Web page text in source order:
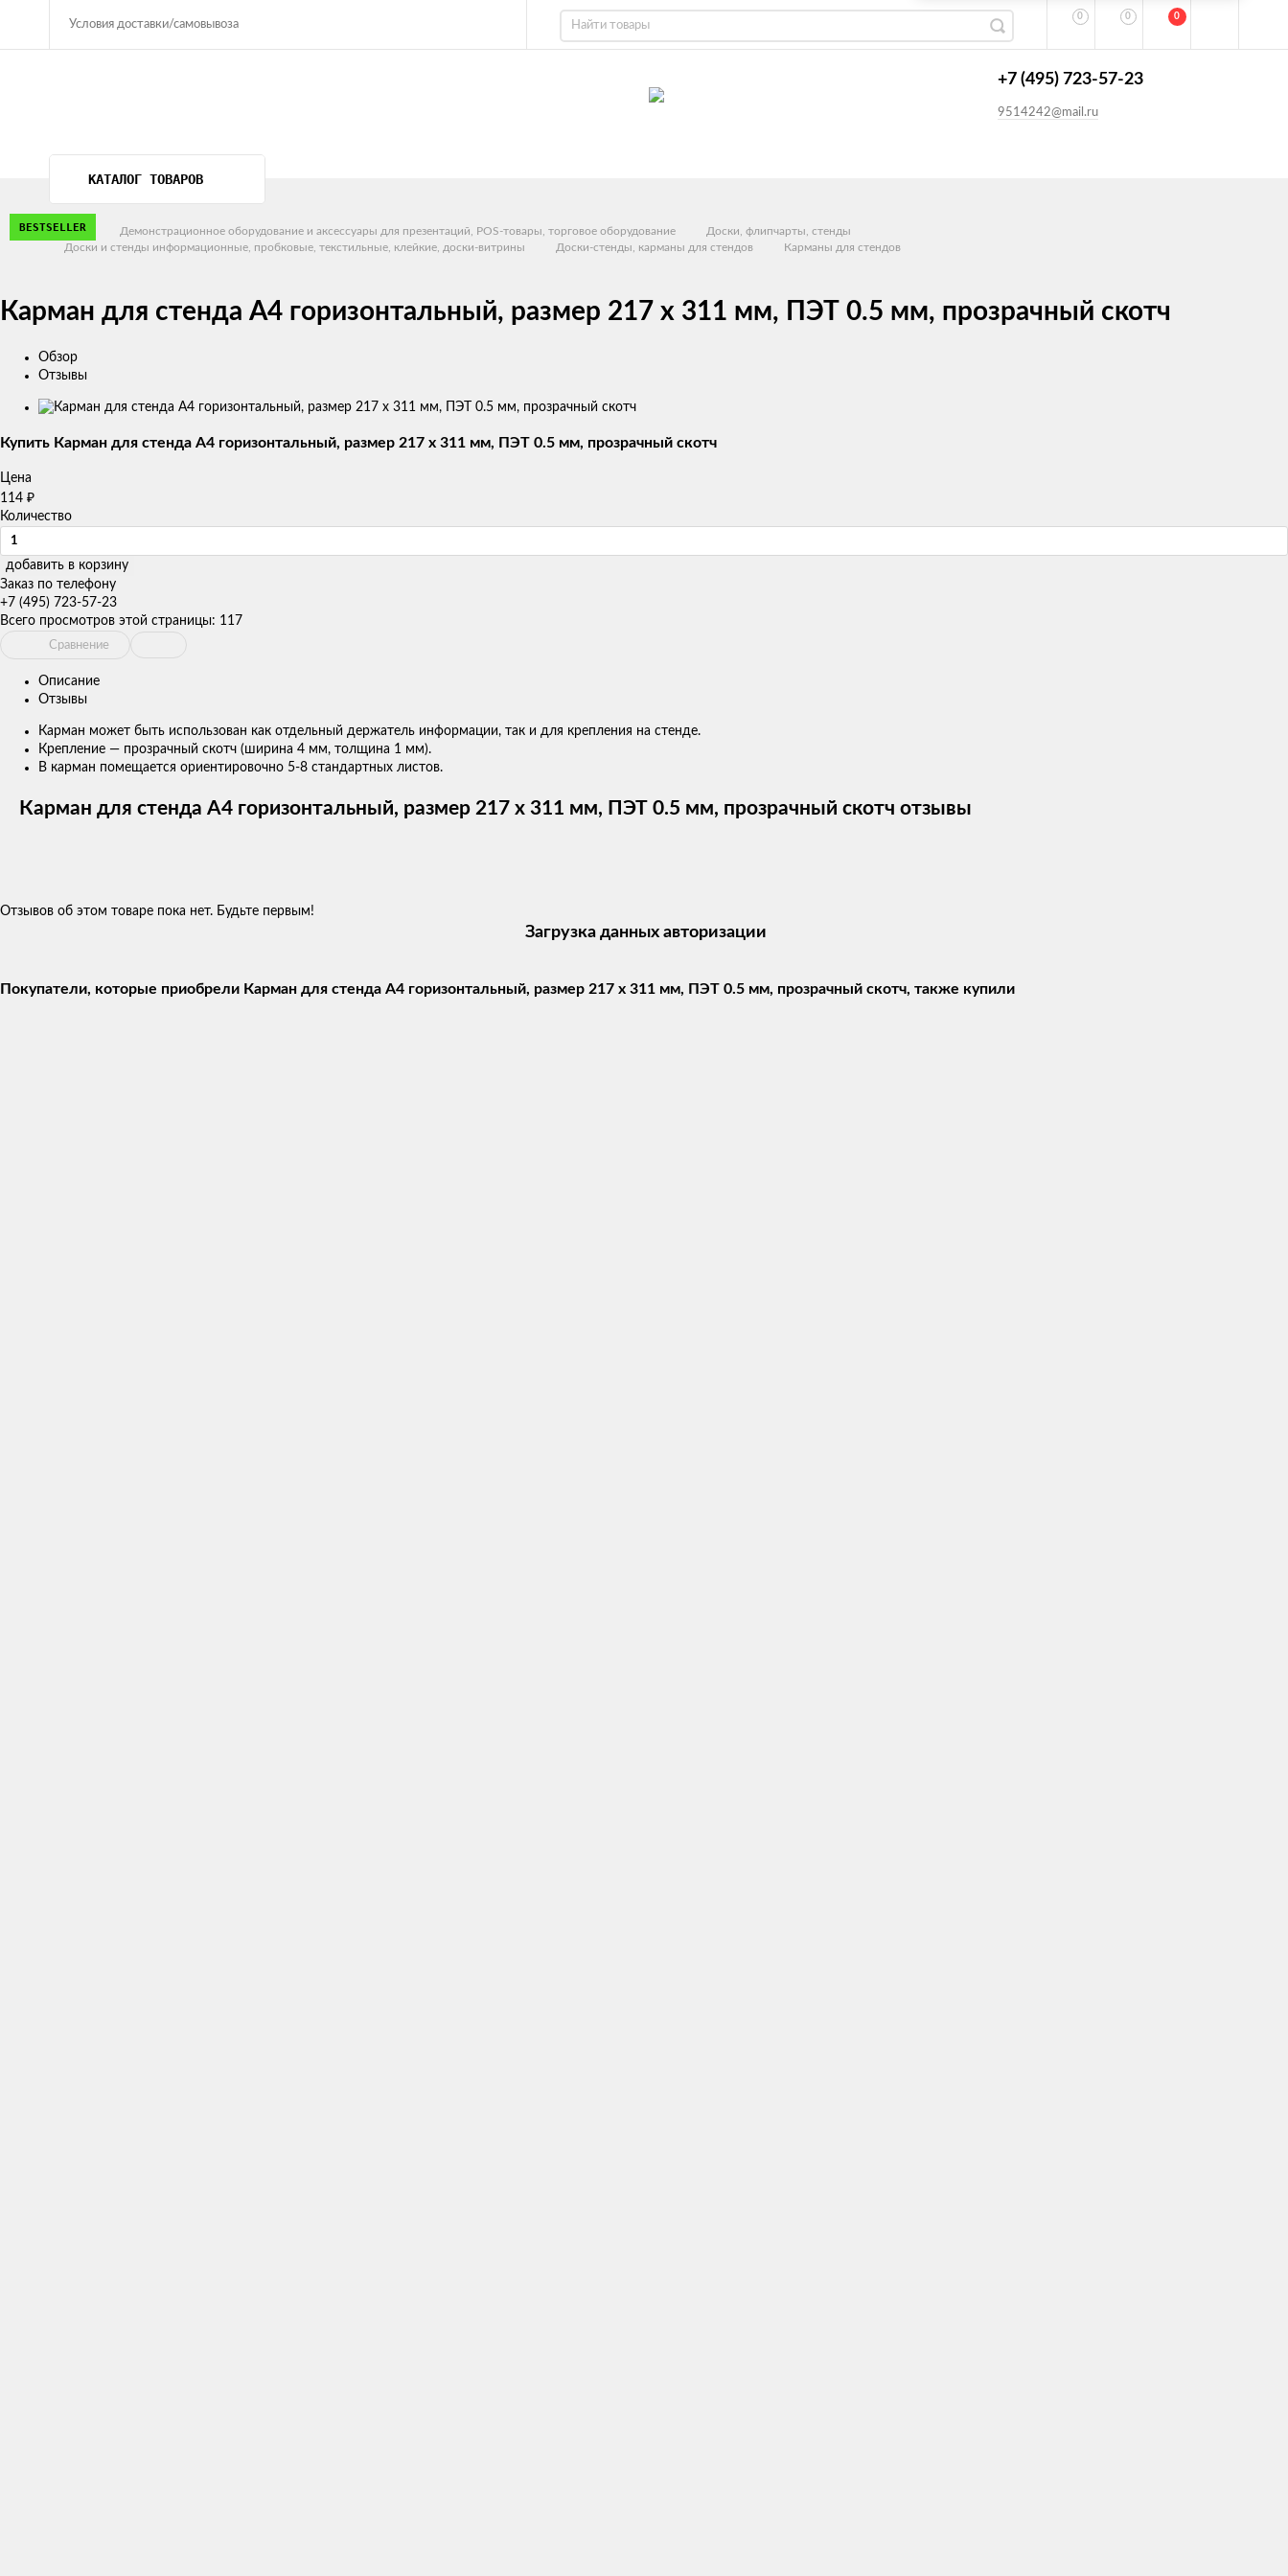
Условия доставки/самовывоза
0 0 0
+7 (495) 723-57-23
9514242@mail.ru
КАТАЛОГ ТОВАРОВ
Главная Демонстрационное оборудование и аксессуары для презентаций, POS-товары, торговое оборудование
Доски, флипчарты, стенды
Доски и стенды информационные, пробковые, текстильные, клейкие, доски-витрины
Доски-стенды, карманы для стендов Карманы для стендов
Карман для стенда А4 горизонтальный, размер 217 х 311 мм, ПЭТ 0.5 мм, прозрачный скотч
Обзор
Отзывы
Изображения
товаров
BESTSELLER
Купить Карман для стенда А4 горизонтальный, размер 217 х 311 мм, ПЭТ 0.5 мм, прозрачный скотч
Цена
114 ₽
Количество
добавить в корзину
Заказ по телефону
+7 (495) 723-57-23
Всего просмотров этой страницы: 117
Сравнение
Описание
Отзывы
Карман может быть использован как отдельный держатель информации, так и для крепления на стенде.
Крепление — прозрачный скотч (ширина 4 мм, толщина 1 мм).
В карман помещается ориентировочно 5-8 стандартных листов.
Карман для стенда А4 горизонтальный, размер 217 х 311 мм, ПЭТ 0.5 мм, прозрачный скотч отзывы
Отзывов об этом товаре пока нет. Будьте первым!
Загрузка данных авторизации
Покупатели, которые приобрели Карман для стенда А4 горизонтальный, размер 217 х 311 мм, ПЭТ 0.5 мм, прозрачный скотч, также купили